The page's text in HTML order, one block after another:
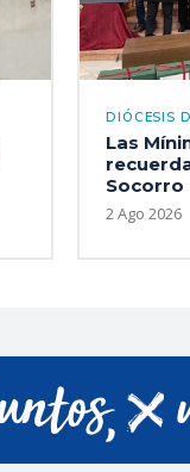
DIÓCESIS
Las
Socorro
2 Ago 2026